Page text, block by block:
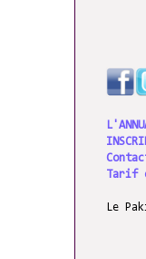
Tarif
Le